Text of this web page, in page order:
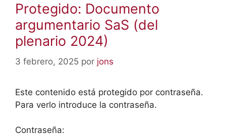
Protegido: Documento
argumentario SaS (del
plenario 2024)
3 febrero, 2025 por jons
Este contenido está protegido por contraseña.
Para verlo introduce la contraseña.
Contraseña: